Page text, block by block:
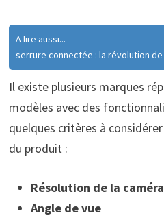
A lire aussi...
serrure connectée : la révolution
Il existe plusieurs marques
modèles avec des
quelques critères à
du produit :
Résolution de la caméra
Angle de vue